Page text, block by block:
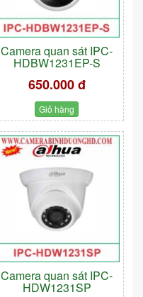
Camera quan sát IPC-
HDBW1231EP-S
650.000 đ
Giỏ hàng
Camera quan sát IPC-
HDW1231SP